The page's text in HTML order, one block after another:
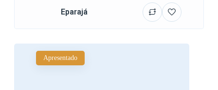
Eparajá
Apresentado